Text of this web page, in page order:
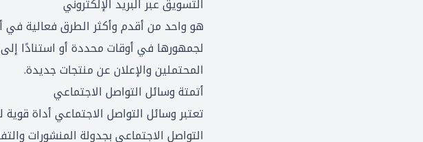
التسويق عبر البريد الإلكتروني
هو واحد من أقدم وأكثر الطرق فعالية
لجمهورها في أوقات محددة أو استنادًا إلى
المحتملين والإعلان عن منتجات جديدة.
أتمتة وسائل التواصل الاجتماعي
تعتبر وسائل التواصل الاجتماعي أداة
التواصل الاجتماعي بجدولة المنشورات